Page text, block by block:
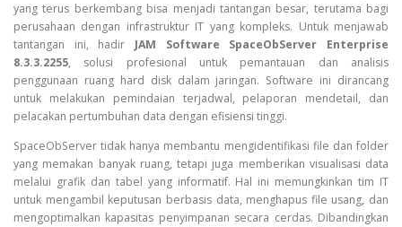
yang terus berkembang bisa menjadi tantangan besar, terutama bagi
perusahaan dengan infrastruktur IT yang kompleks. Untuk menjawab
tantangan ini, hadir JAM Software SpaceObServer Enterprise
8.3.3.2255, solusi profesional untuk pemantauan dan analisis
penggunaan ruang hard disk dalam jaringan. Software ini dirancang
untuk melakukan pemindaian terjadwal, pelaporan mendetail, dan
pelacakan pertumbuhan data dengan efisiensi tinggi.
SpaceObServer tidak hanya membantu mengidentifikasi file dan folder
yang memakan banyak ruang, tetapi juga memberikan visualisasi data
melalui grafik dan tabel yang informatif. Hal ini memungkinkan tim IT
untuk mengambil keputusan berbasis data, menghapus file usang, dan
mengoptimalkan kapasitas penyimpanan secara cerdas. Dibandingkan